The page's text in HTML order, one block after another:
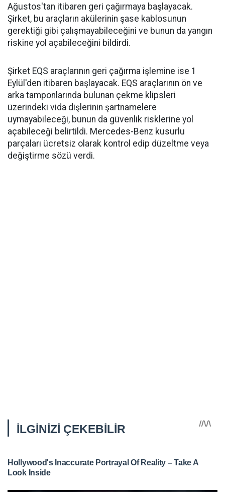
Ağustos'tan itibaren geri çağırmaya başlayacak.
Şirket, bu araçların akülerinin şase kablosunun
gerektiği gibi çalışmayabileceğini ve bunun da yangın
riskine yol açabileceğini bildirdi.
Şirket EQS araçlarının geri çağırma işlemine ise 1
Eylül'den itibaren başlayacak. EQS araçlarının ön ve
arka tamponlarında bulunan çekme klipsleri
üzerindeki vida dişlerinin şartnamelere
uymayabileceği, bunun da güvenlik risklerine yol
açabileceği belirtildi. Mercedes-Benz kusurlu
parçaları ücretsiz olarak kontrol edip düzeltme veya
değiştirme sözü verdi.